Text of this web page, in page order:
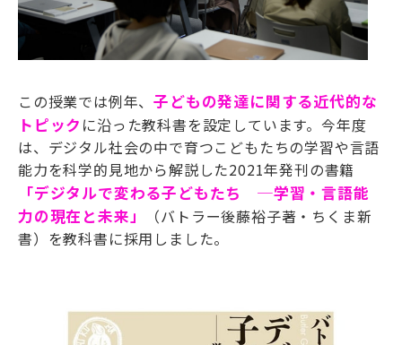
この授業では例年、子どもの発達に関する近代的な
トピック に沿った教科書を設定しています。今年度
は、 デジタル社会の中で育つこどもたちの学習や言語
能力を科学的見地から解説した2021年発刊の書籍
「デジタルで変わる子どもたち ─学習・言語能
力の現在と未来」
（バトラー後藤裕子著・ ちくま新
書）を教科書に採用しました。